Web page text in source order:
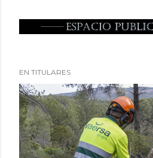
EN TITULARES